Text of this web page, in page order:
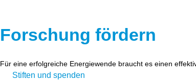
Forschung fördern
Für eine erfolgreiche Energiewende braucht es einen
Stiften und spenden